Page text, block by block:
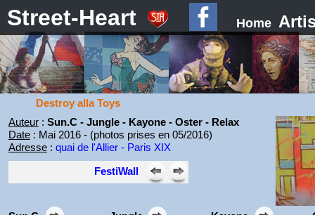
Street-Heart Home
Destroy alla Toys
Auteur: Sun.C - Jungle - Kayone - Oster - Relax
Date: Mai 2016 - (photos prises en 05/2016)
Adresse: quai de l'Allier - Paris XIX
FestiWall